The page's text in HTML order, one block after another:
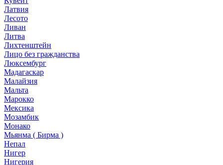
Латвия
Лесото
Ливан
Литва
Лихтенштейн
Лицо без гражданства
Люксембург
Мадагаскар
Малайзия
Мальта
Марокко
Мексика
Мозамбик
Монако
Мьянма ( Бирма )
Непал
Нигер
Нигерия